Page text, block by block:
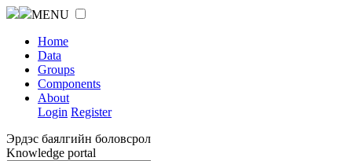
MENU
Home
Data
Groups
Components
About
Login Register
Эрдэс баялгийн боловсрол
Knowledge portal